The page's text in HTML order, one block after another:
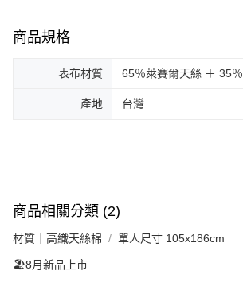
商品規格
表布材質 65％萊賽爾天絲 ＋ 35
產地 台灣
商品相關分類 (2)
材質｜高織天絲棉 單人尺寸 105x186cm
🏖️8月新品上市